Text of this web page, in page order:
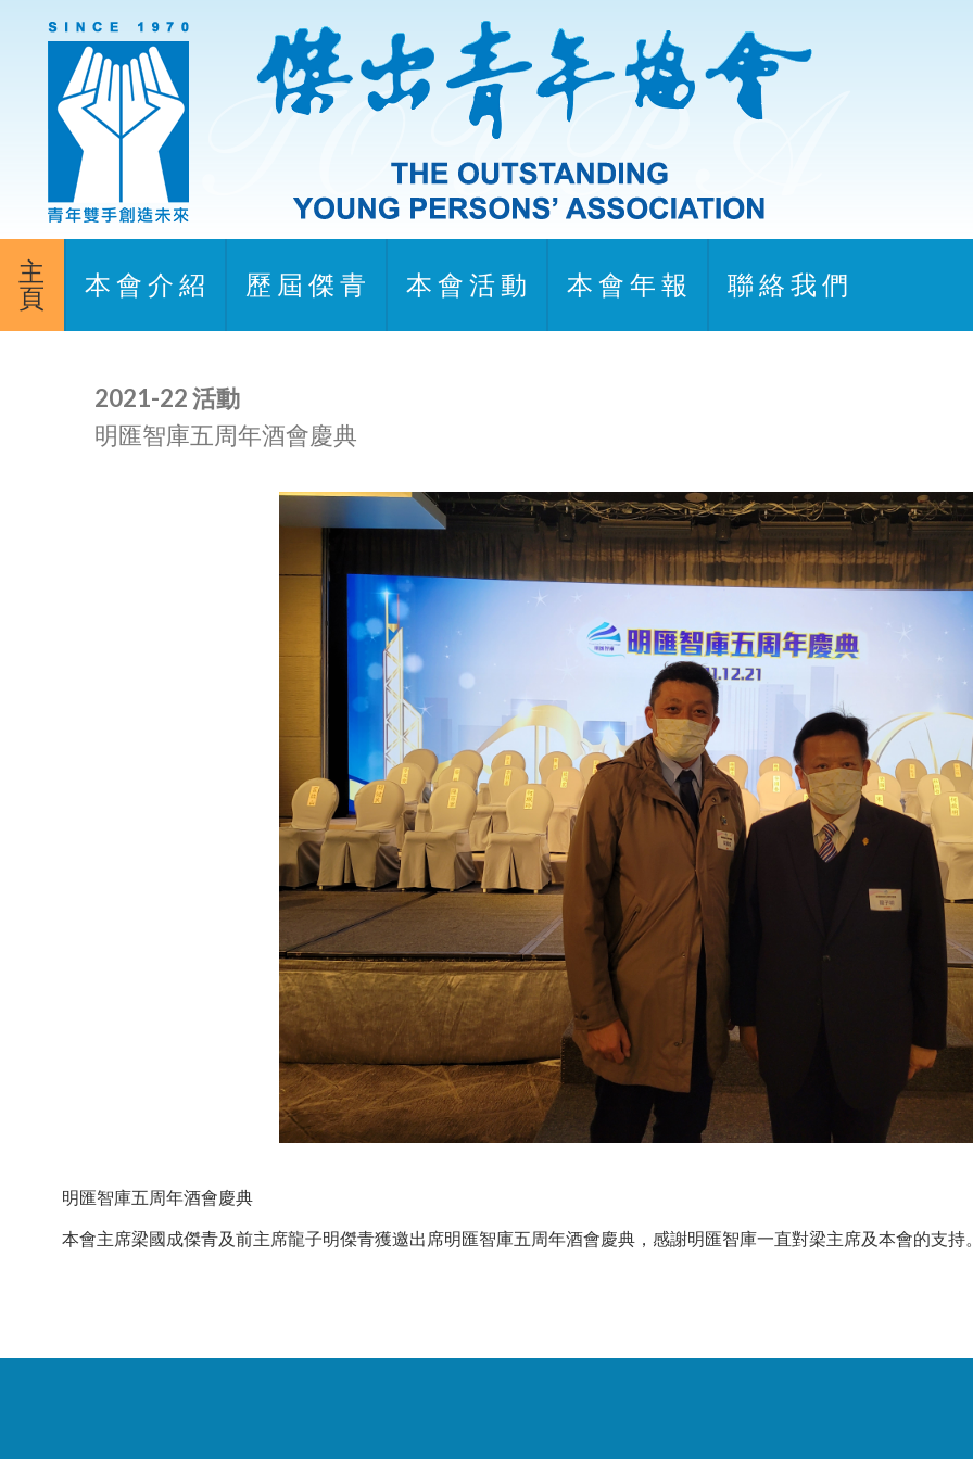
主
頁
本 會 介 紹 歷 屆 傑 青 本 會 活 動 本 會 年 報 聯 絡 我 們
2021-22 活動
明匯智庫五周年酒會慶典
明匯智庫五周年酒會慶典
本會主席梁國成傑青及前主席龍子明傑青獲邀出席明匯智庫五周年酒會慶典，感謝明匯智庫一直對梁主席及本會的支持